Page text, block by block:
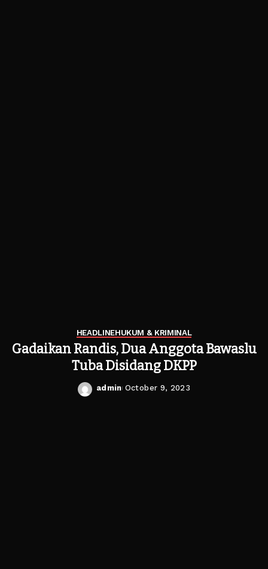
HEADLINEHUKUM & KRIMINAL
Gadaikan Randis, Dua Anggota Bawaslu
Tuba Disidang DKPP
Posted
admin October 9, 2023